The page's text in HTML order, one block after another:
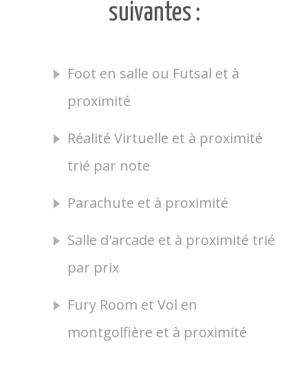
suivantes :
Foot en salle ou Futsal et à
proximité
Réalité Virtuelle et à proximité
trié par note
Parachute et à proximité
Salle d'arcade et à proximité trié
par prix
Fury Room et Vol en
montgolfière et à proximité